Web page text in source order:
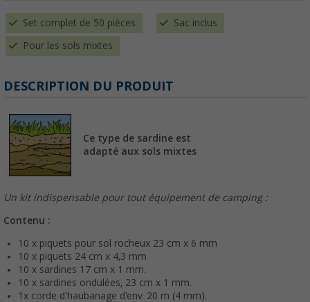
Set complet de 50 pièces Sac inclus
Pour les sols mixtes
DESCRIPTION DU PRODUIT
Ce type de sardine est
adapté aux sols mixtes
Un kit indispensable pour tout équipement de camping :
Contenu :
10 x piquets pour sol rocheux 23 cm x 6 mm
10 x piquets 24 cm x 4,3 mm
10 x sardines 17 cm x 1 mm.
10 x sardines ondulées, 23 cm x 1 mm.
1x corde d'haubanage d'env. 20 m (4 mm).